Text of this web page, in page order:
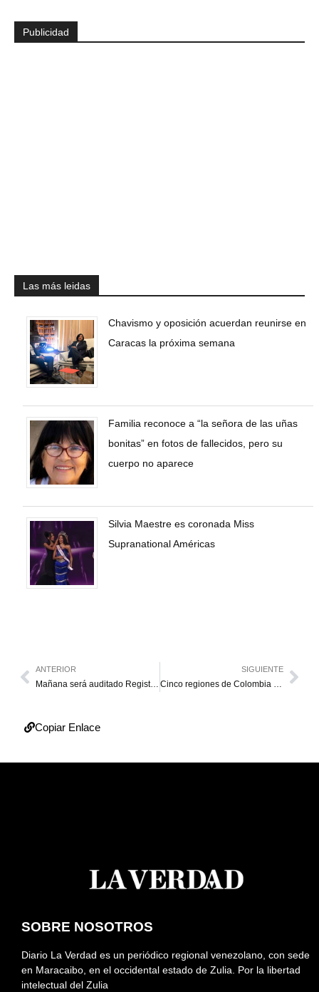
Publicidad
Las más leidas
Chavismo y oposición acuerdan reunirse en
Caracas la próxima semana
Familia reconoce a “la señora de las uñas
bonitas” en fotos de fallecidos, pero su
cuerpo no aparece
Silvia Maestre es coronada Miss
Supranational Américas
ANTERIOR
Mañana será auditado Registro Electoral que se usará el 10-D
SIGUIENTE
Cinco regiones de Colombia afectadas por lluvias y deslizamientos
Copiar Enlace
SOBRE NOSOTROS
Diario La Verdad es un periódico regional venezolano, con sede
en Maracaibo, en el occidental estado de Zulia. Por la libertad
intelectual del Zulia